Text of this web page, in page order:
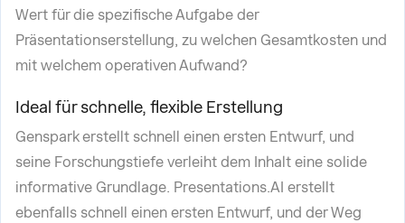
Wert für die spezifische Aufgabe der
Präsentationserstellung, zu welchen Gesamtkosten und
mit welchem operativen Aufwand?
Ideal für schnelle, flexible Erstellung
Genspark erstellt schnell einen ersten Entwurf, und
seine Forschungstiefe verleiht dem Inhalt eine solide
informative Grundlage. Presentations.AI erstellt
ebenfalls schnell einen ersten Entwurf, und der Weg